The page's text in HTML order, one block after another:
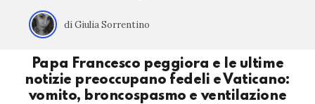
di Giulia Sorrentino
Papa Francesco peggiora e le ultime
notizie preoccupano fedeli e Vaticano:
vomito, broncospasmo e ventilazione